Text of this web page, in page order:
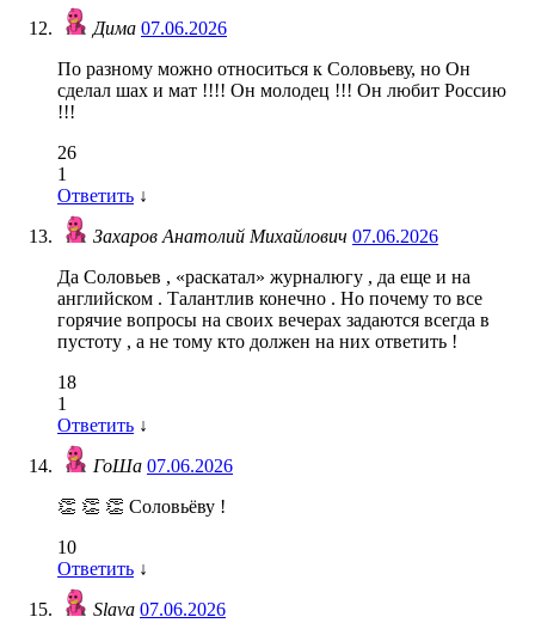
Дима 07.06.2026
По разному можно относиться к Соловьеву, но Он
сделал шах и мат !!!! Он молодец !!! Он любит Россию
!!!
26
1
Ответить ↓
Захаров Анатолий Михайлович 07.06.2026
Да Соловьев , «раскатал» журналюгу , да еще и на
английском . Талантлив конечно . Но почему то все
горячие вопросы на своих вечерах задаются всегда в
пустоту , а не тому кто должен на них ответить !
18
1
Ответить ↓
ГоШа 07.06.2026
👏 👏 👏 Соловьёву !
10
Ответить ↓
Slava 07.06.2026